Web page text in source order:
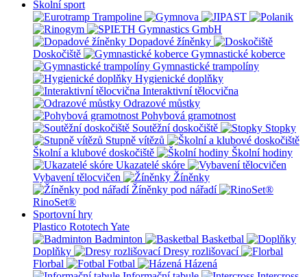
Školní sport
Dopadové žíněnky
Doskočiště
Gymnastické koberce
Gymnastické trampolíny
Hygienické doplňky
Interaktivní tělocvična
Odrazové můstky
Pohybová gramotnost
Soutěžní doskočiště
Stopky
Stupně vítězů
Školní a klubové doskočiště
Školní hodiny
Ukazatelé skóre
Vybavení tělocvičen
Žíněnky
Žíněnky pod nářadí
RinoSet®
Sportovní hry
Plastico Rototech Yate
Badminton
Basketbal
Doplňky
Dresy rozlišovací
Florbal
Fotbal
Házená